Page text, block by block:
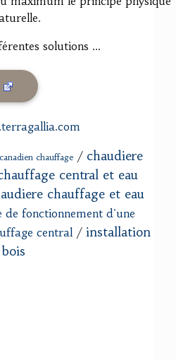
solutions ...
chauffage / chaudiere
central et eau
chauffage et eau
de fonctionnement d'une
central / installation